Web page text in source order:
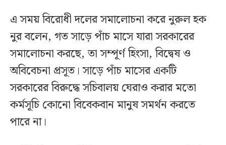
এ সময় বিরোধী দলের সমালোচনা করে নুরুল হক
নুর বলেন, গত সাড়ে পাঁচ মাসে যারা সরকারের
সমালোচনা করছে, তা সম্পূর্ণ হিংসা, বিদ্বেষ ও
অবিবেচনা প্রসূত। সাড়ে পাঁচ মাসের একটি
সরকারের বিরুদ্ধে সচিবালয় ঘেরাও করার মতো
কর্মসূচি কোনো বিবেকবান মানুষ সমর্থন করতে
পারে না।